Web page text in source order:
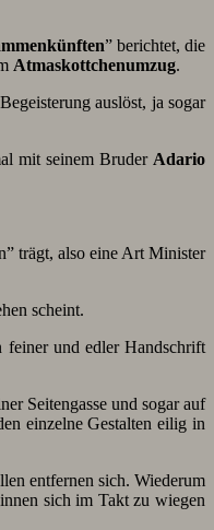
” berichtet, die
Atmaskottchenumzug.
auslöst, ja sogar
mit seinem Bruder Adario
trägt, also eine Art Minister
scheint.
feiner und edler Handschrift
Seitengasse und sogar auf
einzelne Gestalten eilig in
entfernen sich. Wiederum
sich im Takt zu wiegen